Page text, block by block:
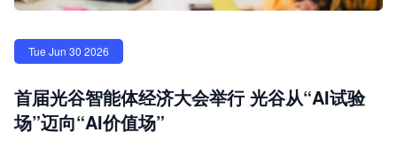
Tue Jun 30 2026
首届光谷智能体经济大会举行 光谷从“AI试验
场”迈向“AI价值场”